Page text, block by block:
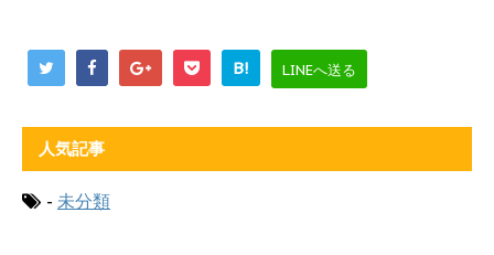
B! LINEへ送る
人気記事
- 未分類